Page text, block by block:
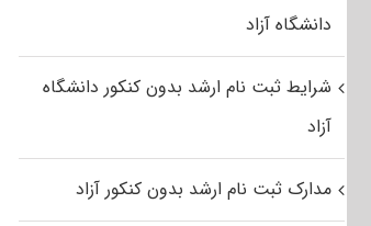
دانشگاه آزاد
شرایط ثبت نام ارشد بدون کنکور دانشگاه
آزاد
مدارک ثبت نام ارشد بدون کنکور آزاد